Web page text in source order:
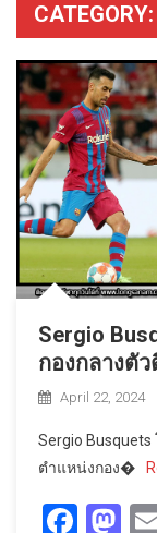
CATEGORY:
Sergio
กองกลางตั
April 22, 2024
Sergio
ตำแหน่งกอง�